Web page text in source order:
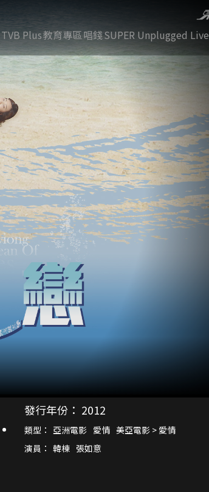
TVB Plus教育專區唱錢SUPER Unplugged Live
發行年份： 2012
類型： 亞洲電影 愛情 美亞電影 > 愛情
演員： 韓棟 張如意